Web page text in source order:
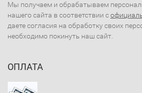
Мы получаем и обрабатываем
нашего сайта в соответствии с
даете согласия на обработку своих
необходимо покинуть наш сайт.
ОПЛАТА